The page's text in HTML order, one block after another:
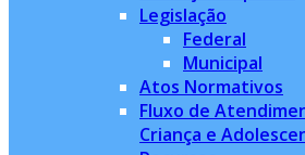
Legislação
Federal
Municipal
Atos Normativos
Fluxo de
Criança e